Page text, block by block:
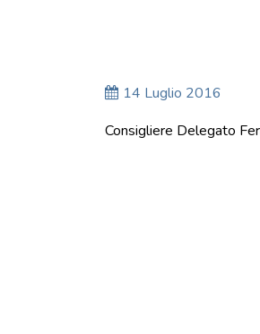
14 Luglio 2016
Consigliere Delegato